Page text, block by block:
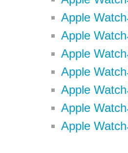
Apple
Apple
Apple
Apple
Apple
Apple
Apple